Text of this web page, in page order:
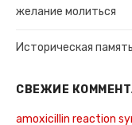
желание молиться
Историческая
СВЕЖИЕ
amoxicillin reaction